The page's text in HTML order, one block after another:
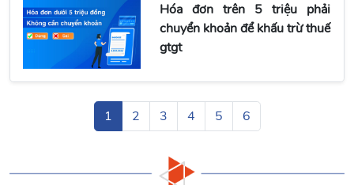
Hóa đơn trên 5 triệu phải
chuyển khoản để khấu trừ thuế
gtgt
1 2 3 4 5 6